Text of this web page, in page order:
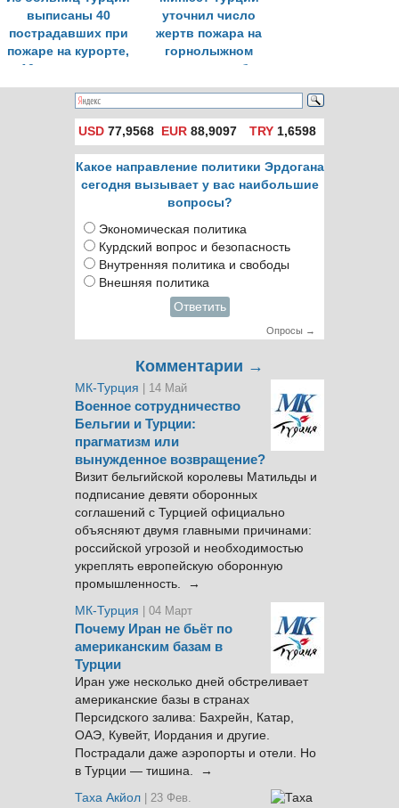
выписаны 40
пострадавших при
пожаре на курорте,
10 остаются на
лечении
уточнил число
жертв пожара на
горнолыжном
курорте, погибли
78 человек
USD 77,9568 EUR 88,9097 TRY1,6598
Какое направление политики Эрдогана
сегодня вызывает у вас наибольшие
вопросы?
Экономическая политика
Курдский вопрос и безопасность
Внутренняя политика и свободы
Внешняя политика
Ответить
Опросы →
Комментарии →
МК-Турция | 14 Май
Военное сотрудничество
Бельгии и Турции:
прагматизм или
вынужденное возвращение?
Визит бельгийской королевы Матильды и
подписание девяти оборонных
соглашений с Турцией официально
объясняют двумя главными причинами:
российской угрозой и необходимостью
укреплять европейскую оборонную
промышленность. →
МК-Турция
| 04 Март
Почему Иран не бьёт по
американским базам в
Турции
Иран уже несколько дней обстреливает
американские базы в странах
Персидского залива: Бахрейн, Катар,
ОАЭ, Кувейт, Иордания и другие.
Пострадали даже аэропорты и отели. Но
в Турции — тишина. →
Таха Акйол | 23 Фев.